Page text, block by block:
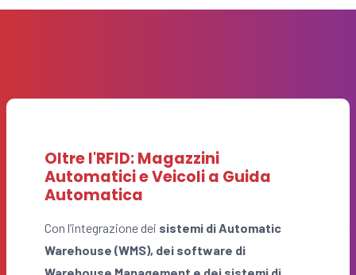
Oltre l'RFID: Magazzini
Automatici e Veicoli a Guida
Automatica
Con l’integrazione dei sistemi di Automatic
Warehouse (WMS), dei software di